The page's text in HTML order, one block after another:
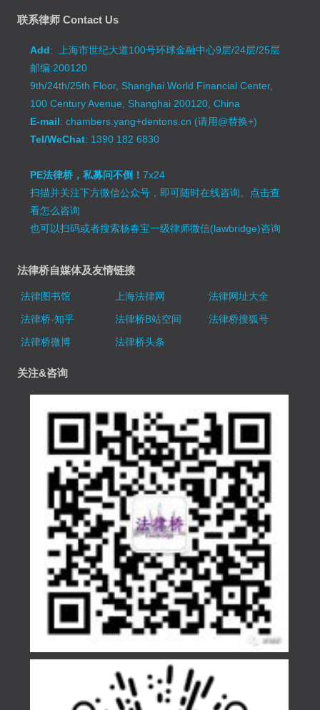
联系律师 Contact Us
Add: 上海市世纪大道100号环球金融中心9层/24层/25层
邮编:200120
9th/24th/25th Floor, Shanghai World Financial Center,
100 Century Avenue, Shanghai 200120, China
E-mail: chambers.yang+dentons.cn (请用@替换+)
Tel/WeChat: 1390 182 6830
PE法律桥，私募问不倒！7x24
扫描并关注下方微信公众号，即可随时在线咨询。 点击查
看怎么咨询
也可以扫码或者搜索杨春宝一级律师微信(lawbridge)咨询
法律桥自媒体及友情链接
法律图书馆 上海法律网
法律网址大全
法律桥-知乎
法律桥B站空间
法律桥搜狐号
法律桥微博
法律桥头条
关注&咨询